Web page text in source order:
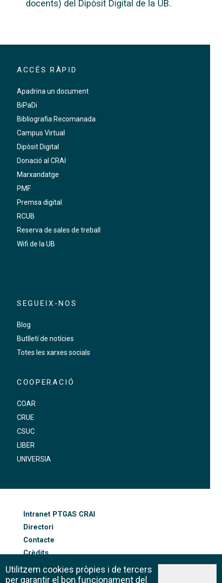
docents) del Dipòsit Digital de la UB.
ACCÉS RÀPID
Apadrina un document
BiPaDi
Bibliografia Recomanada
Campus Virtual
Dipòsit Digital
Donació al CRAI
Marxandatge
PMF
Premsa digital
RCUB
Reserva de sales de treball
Wifi de la UB
SEGUEIX-NOS
Blog
Butlletí de notícies
Totes les xarxes socials
COOPERACIÓ
COAR
CRUE
CSUC
LIBER
UNIVERSIA
Intranet PTGAS CRAI
Directori
Contacte
Crèdits
Mapa web
Política de galetes
Utilitzem cookies pròpies i de tercers
per garantir el bon funcionament del